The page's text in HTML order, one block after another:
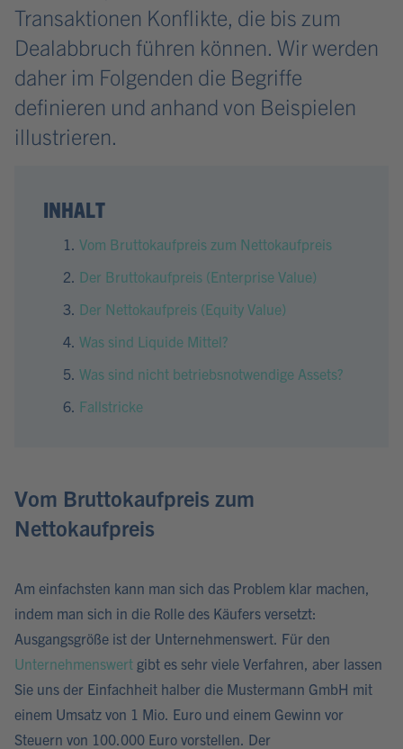
Transaktionen Konflikte, die bis zum
Dealabbruch führen können. Wir werden
daher im Folgenden die Begriffe
definieren und anhand von Beispielen
illustrieren.
INHALT
Vom Bruttokaufpreis zum Nettokaufpreis
Der Bruttokaufpreis (Enterprise Value)
Der Nettokaufpreis (Equity Value)
Was sind Liquide Mittel?
Was sind nicht betriebsnotwendige Assets?
Fallstricke
Vom Bruttokaufpreis zum
Nettokaufpreis
Am einfachsten kann man sich das Problem klar machen,
indem man sich in die Rolle des Käufers versetzt:
Ausgangsgröße ist der Unternehmenswert. Für den
Unternehmenswert gibt es sehr viele Verfahren, aber lassen
Sie uns der Einfachheit halber die Mustermann GmbH mit
einem Umsatz von 1 Mio. Euro und einem Gewinn vor
Steuern von 100.000 Euro vorstellen. Der